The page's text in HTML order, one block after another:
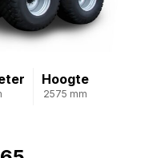
Hoogte
2575 mm